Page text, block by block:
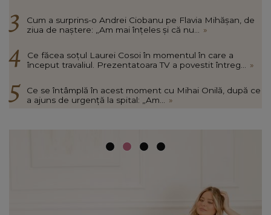
Cum a surprins-o Andrei Ciobanu pe Flavia Mihășan, de
ziua de naștere: „Am mai înțeles și că nu...
»
Ce făcea soțul Laurei Cosoi în momentul în care a
început travaliul. Prezentatoara TV a povestit întreg...
»
Ce se întâmplă în acest moment cu Mihai Onilă, după ce
a ajuns de urgență la spital: „Am...
»